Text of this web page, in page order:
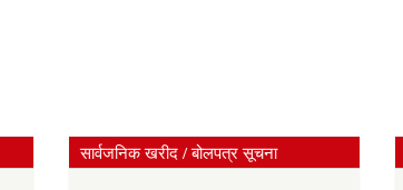
सार्वजनिक खरीद / बोलपत्र सूचना